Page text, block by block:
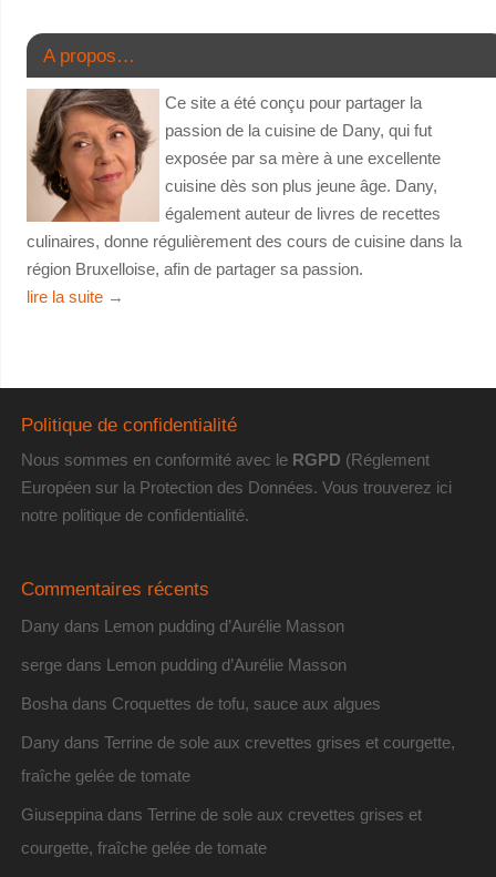
A propos…
Ce site a été conçu pour partager la
passion de la cuisine de Dany, qui fut
exposée par sa mère à une excellente
cuisine dès son plus jeune âge. Dany,
également auteur de livres de recettes
culinaires, donne régulièrement des cours de cuisine dans la
région Bruxelloise, afin de partager sa passion.
lire la suite →
Politique de confidentialité
Nous sommes en conformité avec le RGPD (Réglement
Européen sur la Protection des Données. Vous trouverez ici
notre politique de confidentialité.
Commentaires récents
Dany dans Lemon pudding d’Aurélie Masson
sergedans Lemon pudding d’Aurélie Masson
Bosha dans Croquettes de tofu, sauce aux algues
Dany dans Terrine de sole aux crevettes grises et courgette,
fraîche gelée de tomate
Giuseppina dans Terrine de sole aux crevettes grises et
courgette, fraîche gelée de tomate